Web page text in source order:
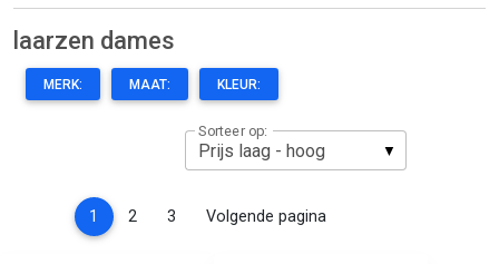
laarzen dames
MERK: MAAT: KLEUR:
Sorteer op:
1 (current)
2 3 Volgende pagina